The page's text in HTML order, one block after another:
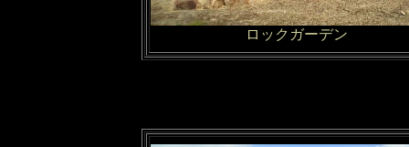
ロックガーデン